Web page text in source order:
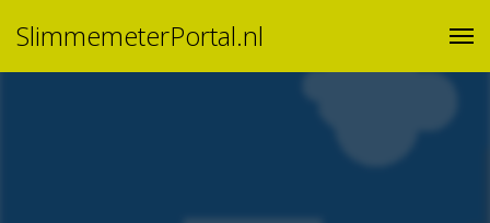
SlimmemeterPortal.nl